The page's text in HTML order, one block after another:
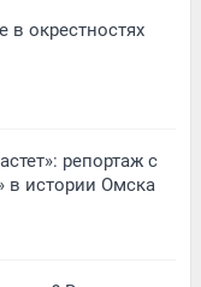
окрестностях
репортаж с
в истории Омска